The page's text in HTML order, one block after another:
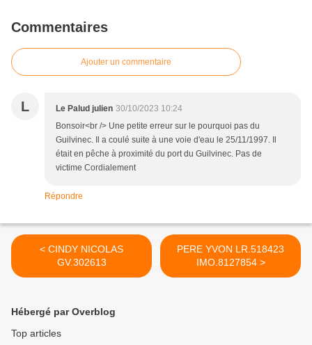
Commentaires
Ajouter un commentaire
L Le Palud julien 30/10/2023 10:24
Bonsoir<br /> Une petite erreur sur le pourquoi pas du
Guilvinec. Il a coulé suite à une voie d'eau le 25/11/1997. Il
était en pêche à proximité du port du Guilvinec. Pas de
victime Cordialement
Répondre
< CINDY NICOLAS
GV.302613
PERE YVON LR.518423
IMO.8127854 >
Hébergé par Overblog
Top articles